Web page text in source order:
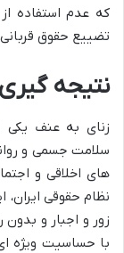
که عدم استفاده
تضییع حقوق
نتیجه گیری
زنای به عنف
سلامت جسمی و
های اخلاقی و
نظام حقوقی
زور و اجبار و
با حساسیت ویژه